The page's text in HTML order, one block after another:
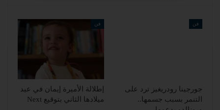
فن
جورجينا رودريغيز ترد على
التنمر بسبب جسمها..
فن
إطلالة الأميرة إيمان في عيد
ميلادها الثاني بتوقيع Next